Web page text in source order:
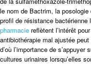
le nom de Bactrim, la
profil de résistance
pharmacie reflètent l’intérêt
antibiothérapie mal ajustée
d’où l’importance de
cultures urinaires lorsqu’elles